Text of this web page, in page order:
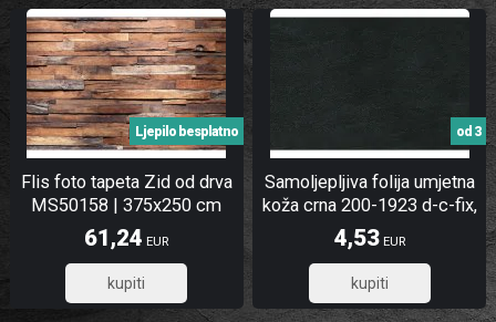
Flis foto tapeta Zid od drva
MS50158 | 375x250 cm
Ljepilo besplatno
61,24 EUR
48,99
Samoljepljiva folija umjetna
koža crna 200-1923 d-c-fix,
širina 45 cm
od 3
4,53EUR
3,62